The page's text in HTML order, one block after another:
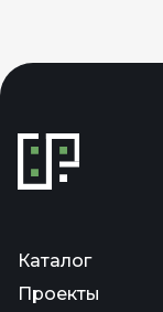
Каталог
Проекты